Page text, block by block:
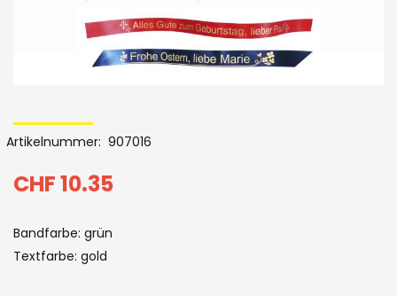
to
the
beginning
the
images
CHF 10.35
Artikelnummer 907016
Bandfarbe: grün
Textfarbe: gold